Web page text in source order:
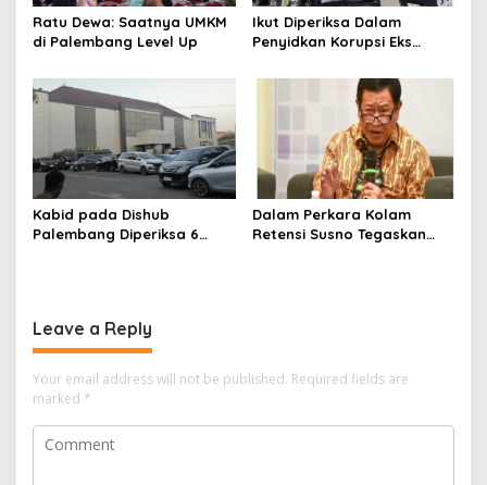
Ratu Dewa: Saatnya UMKM
di Palembang Level Up
Ikut Diperiksa Dalam
Penyidkan Korupsi Eks
Palembang
Kabid pada Dishub
Palembang Diperiksa 6
Dalam Perkara Kolam
Retensi Susno Tegaskan
Leave a Reply
Your email address will not be published. Required fields are
marked *